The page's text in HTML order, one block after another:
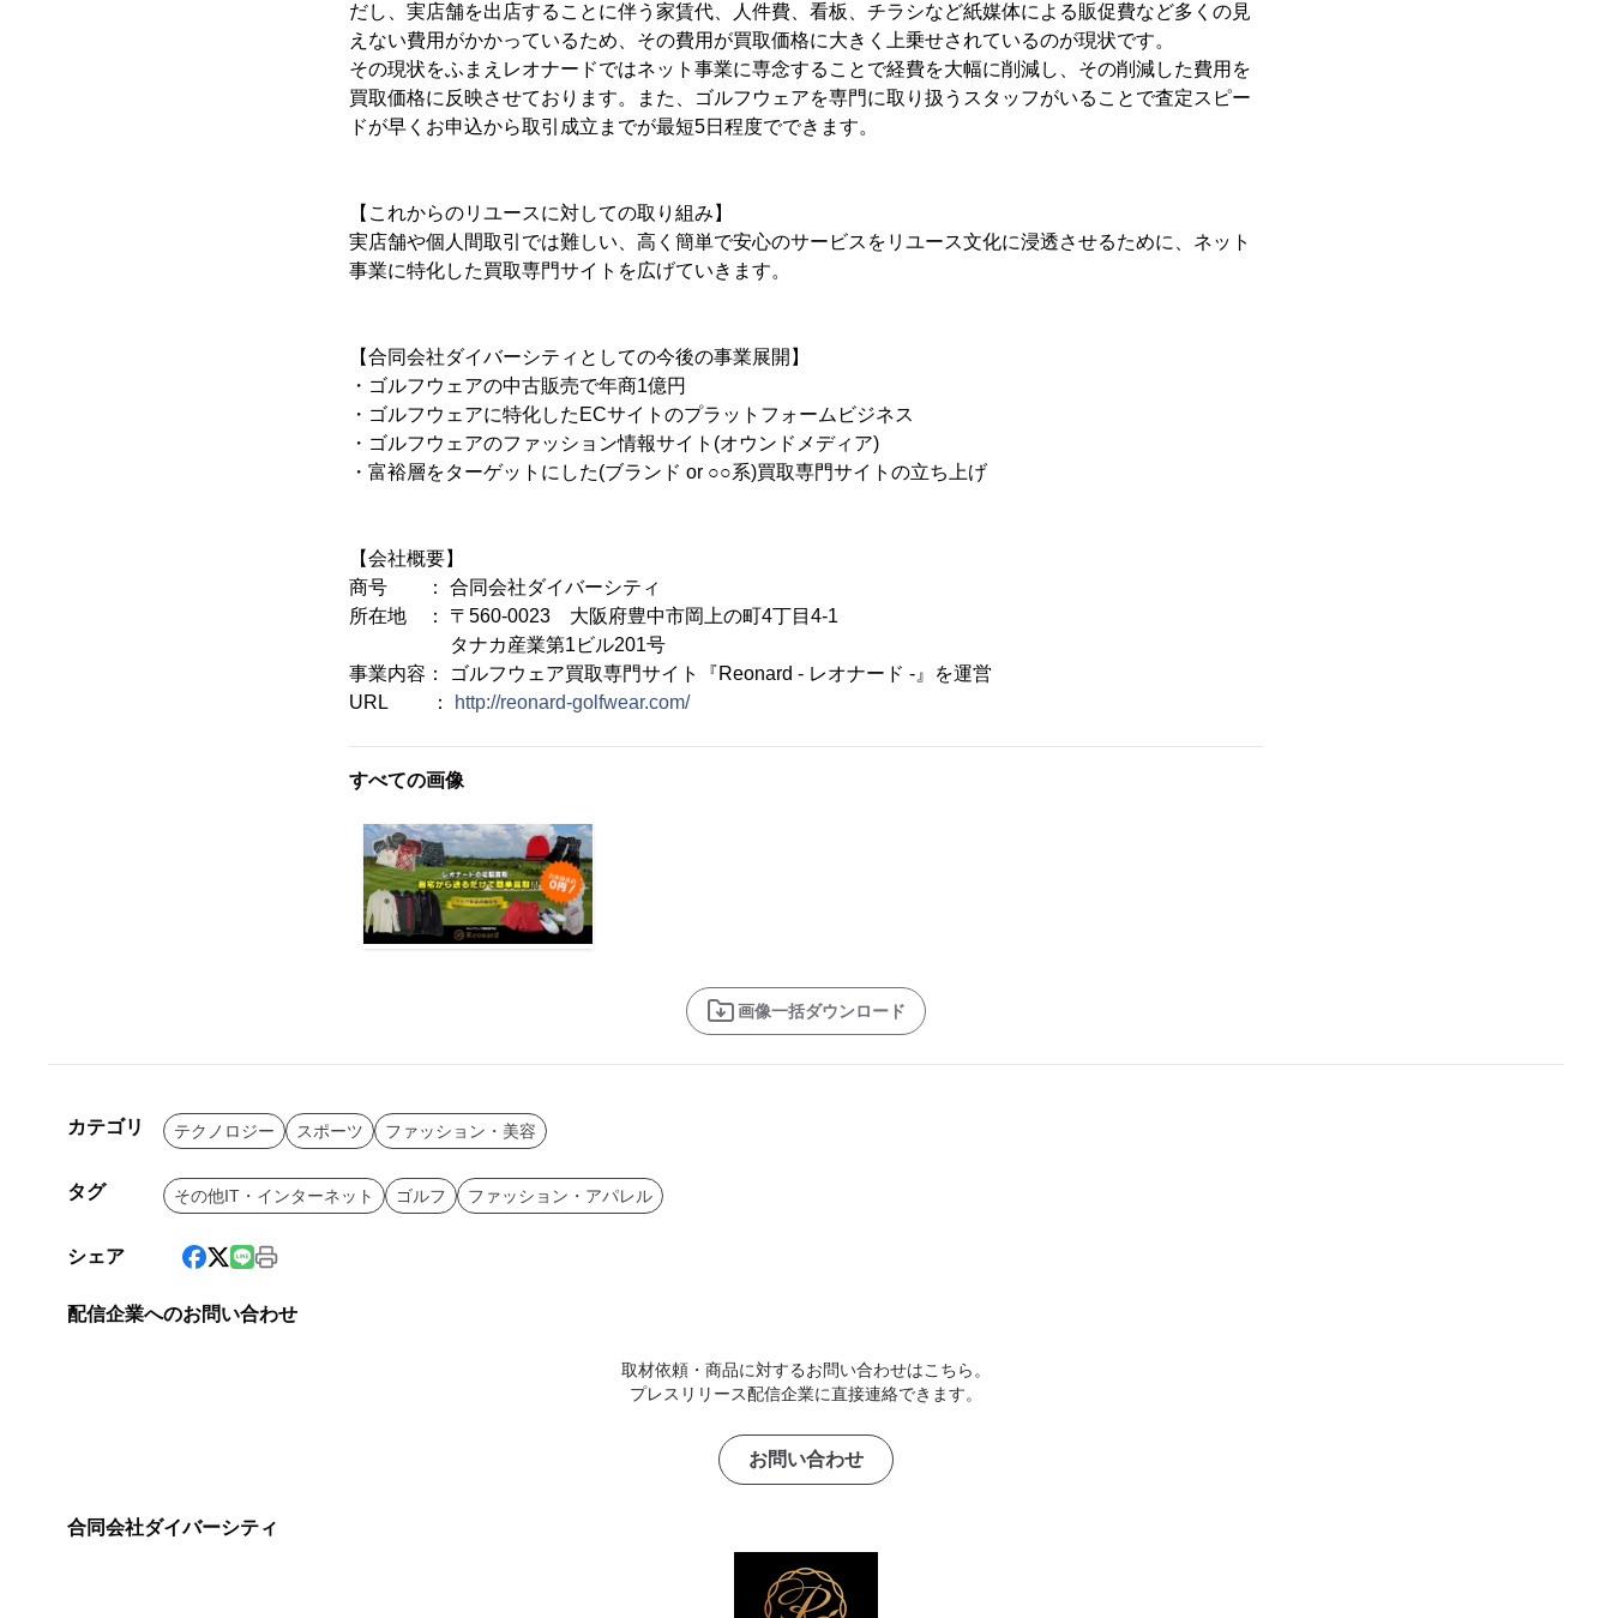
だし、実店舗を出店することに伴う家賃代、人件費、看板、チラシなど紙媒体による販促費など多くの見
えない費用がかかっているため、その費用が買取価格に大きく上乗せされているのが現状です。
その現状をふまえレオナードではネット事業に専念することで経費を大幅に削減し、その削減した費用を
買取価格に反映させております。また、ゴルフウェアを専門に取り扱うスタッフがいることで査定スピー
ドが早くお申込から取引成立までが最短5日程度でできます。
【これからのリユースに対しての取り組み】
実店舗や個人間取引では難しい、高く簡単で安心のサービスをリユース文化に浸透させるために、ネット
事業に特化した買取専門サイトを広げていきます。
【合同会社ダイバーシティとしての今後の事業展開】
・ゴルフウェアの中古販売で年商1億円
・ゴルフウェアに特化したECサイトのプラットフォームビジネス
・ゴルフウェアのファッション情報サイト(オウンドメディア)
・富裕層をターゲットにした(ブランド or ○○系)買取専門サイトの立ち上げ
【会社概要】
商号 ： 合同会社ダイバーシティ
所在地 ： 〒560-0023 大阪府豊中市岡上の町4丁目4-1
タナカ産業第1ビル201号
事業内容： ゴルフウェア買取専門サイト『Reonard - レオナード -』を運営
URL ：
http://reonard-golfwear.com/
すべての画像
画像一括ダウンロード
カテゴリ テクノロジー スポーツ ファッション・美容
タグ その他IT・インターネット ゴルフ ファッション・アパレル
シェア
配信企業へのお問い合わせ
取材依頼・商品に対するお問い合わせはこちら。
プレスリリース配信企業に直接連絡できます。
お問い合わせ
合同会社ダイバーシティ